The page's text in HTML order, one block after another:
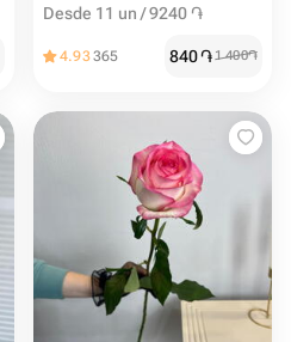
Desde 11 un / 9240 ֏
4.93365 840֏1 400֏